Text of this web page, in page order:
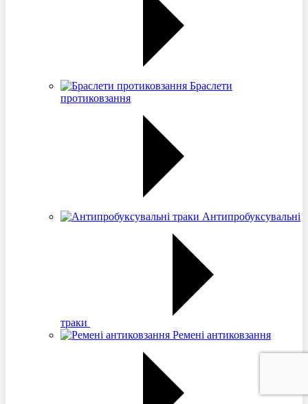
Браслети
протиковзання
Антипробуксувальні
траки
Ремені антиковзання